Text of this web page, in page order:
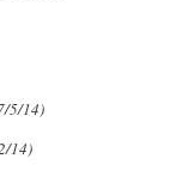
5/14)
14)